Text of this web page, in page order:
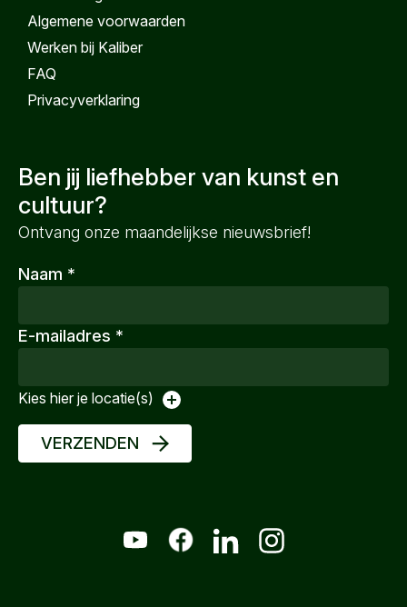
Algemene voorwaarden
Werken bij Kaliber
FAQ
Privacyverklaring
Ben jij liefhebber van kunst en
cultuur?
Ontvang onze maandelijkse nieuwsbrief!
Naam *
E-mailadres *
Kies hier je locatie(s)
VERZENDEN